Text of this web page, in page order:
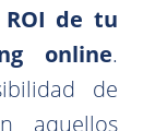
de tu
online.
de
aquellos